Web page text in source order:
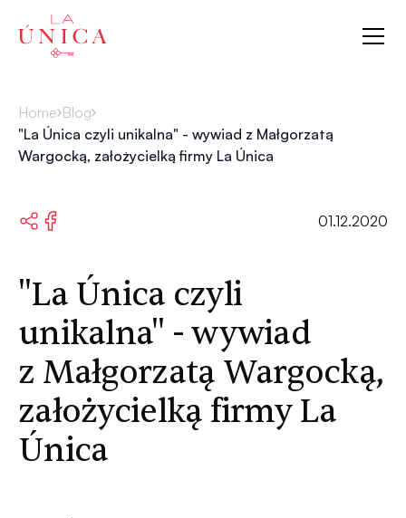
La Única
Home Blog
"La Única czyli unikalna" - wywiad z Małgorzatą
Wargocką, założycielką firmy La Única
01.12.2020
"La Única czyli
unikalna" - wywiad
z Małgorzatą Wargocką,
założycielką firmy La
Única